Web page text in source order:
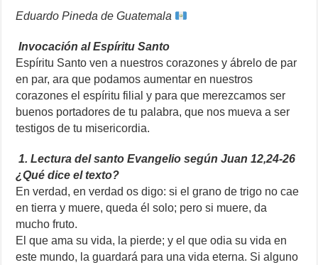
Eduardo Pineda de Guatemala
Invocación al Espíritu Santo
Espíritu Santo ven a nuestros corazones y ábrelo de par
en par, ara que podamos aumentar en nuestros
corazones el espíritu filial y para que merezcamos ser
buenos portadores de tu palabra, que nos mueva a ser
testigos de tu misericordia.
1. Lectura del santo Evangelio según Juan 12,24-26
¿Qué dice el texto?
En verdad, en verdad os digo: si el grano de trigo no cae
en tierra y muere, queda él solo; pero si muere, da
mucho fruto.
El que ama su vida, la pierde; y el que odia su vida en
este mundo, la guardará para una vida eterna. Si alguno